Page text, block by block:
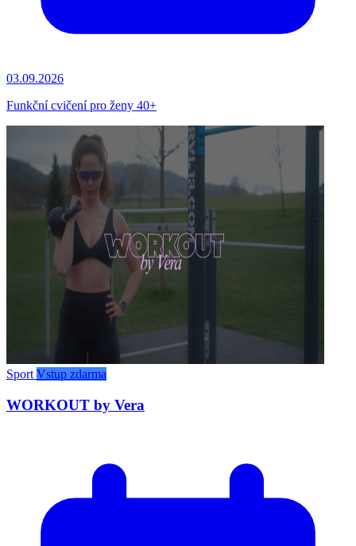
03.09.2026
Funkční cvičení pro ženy 40+
Sport Vstup zdarma
WORKOUT by Vera